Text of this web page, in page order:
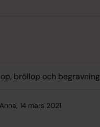
bröllop och begravning
14 mars 2021